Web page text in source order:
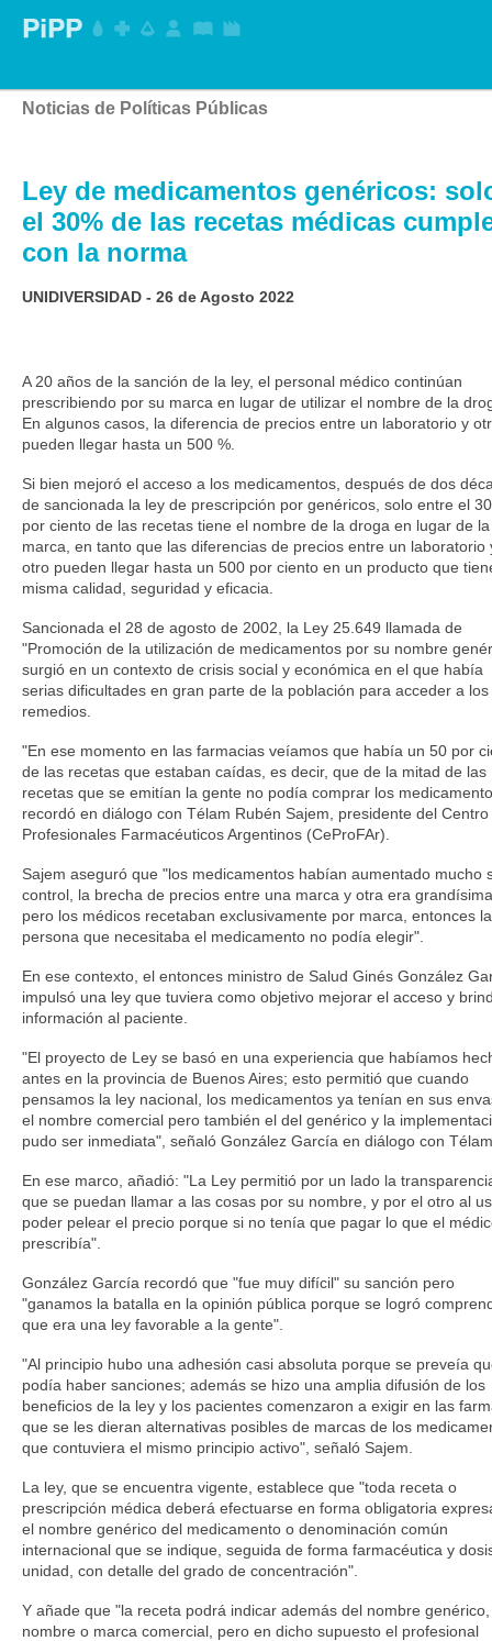
Noticias de Políticas Públicas
Ley de medicamentos genéricos:
el 30% de las recetas médicas
con la norma
UNIDIVERSIDAD - 26 de Agosto 2022
A 20 años de la sanción de la ley, el personal médico continúan
prescribiendo por su marca en lugar de utilizar el nombre de la
En algunos casos, la diferencia de precios entre un laboratorio y
pueden llegar hasta un 500 %.
Si bien mejoró el acceso a los medicamentos, después de dos
de sancionada la ley de prescripción por genéricos, solo entre el
por ciento de las recetas tiene el nombre de la droga en lugar de la
marca, en tanto que las diferencias de precios entre un laboratorio
otro pueden llegar hasta un 500 por ciento en un producto que
misma calidad, seguridad y eficacia.
Sancionada el 28 de agosto de 2002, la Ley 25.649 llamada de
"Promoción de la utilización de medicamentos por su nombre
surgió en un contexto de crisis social y económica en el que había
serias dificultades en gran parte de la población para acceder a los
remedios.
"En ese momento en las farmacias veíamos que había un 50 por
de las recetas que estaban caídas, es decir, que de la mitad de las
recetas que se emitían la gente no podía comprar los
recordó en diálogo con Télam Rubén Sajem, presidente del Centro
Profesionales Farmacéuticos Argentinos (CeProFAr).
Sajem aseguró que "los medicamentos habían aumentado mucho
control, la brecha de precios entre una marca y otra era grandísima
pero los médicos recetaban exclusivamente por marca, entonces la
persona que necesitaba el medicamento no podía elegir".
En ese contexto, el entonces ministro de Salud Ginés González
impulsó una ley que tuviera como objetivo mejorar el acceso y
información al paciente.
"El proyecto de Ley se basó en una experiencia que habíamos
antes en la provincia de Buenos Aires; esto permitió que cuando
pensamos la ley nacional, los medicamentos ya tenían en sus
el nombre comercial pero también el del genérico y la
pudo ser inmediata", señaló González García en diálogo con
En ese marco, añadió: "La Ley permitió por un lado la
que se puedan llamar a las cosas por su nombre, y por el otro al
poder pelear el precio porque si no tenía que pagar lo que el
prescribía".
González García recordó que "fue muy difícil" su sanción pero
"ganamos la batalla en la opinión pública porque se logró
que era una ley favorable a la gente".
"Al principio hubo una adhesión casi absoluta porque se preveía
podía haber sanciones; además se hizo una amplia difusión de los
beneficios de la ley y los pacientes comenzaron a exigir en las
que se les dieran alternativas posibles de marcas de los
que contuviera el mismo principio activo", señaló Sajem.
La ley, que se encuentra vigente, establece que "toda receta o
prescripción médica deberá efectuarse en forma obligatoria
el nombre genérico del medicamento o denominación común
internacional que se indique, seguida de forma farmacéutica y
unidad, con detalle del grado de concentración".
Y añade que "la receta podrá indicar además del nombre
nombre o marca comercial, pero en dicho supuesto el profesional